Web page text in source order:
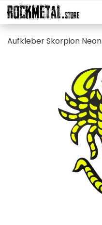
Auf­kle­ber Skor­pi­on Neon